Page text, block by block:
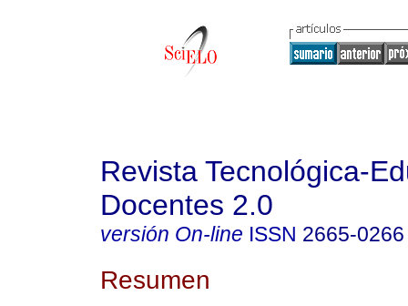
Revista Tecnológica-
Docentes 2.0
versión On-line ISSN 2665-0266
Resumen